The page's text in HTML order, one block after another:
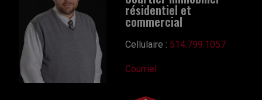
résidentiel et
commercial
Cellulaire : 514.799.1057
Courriel